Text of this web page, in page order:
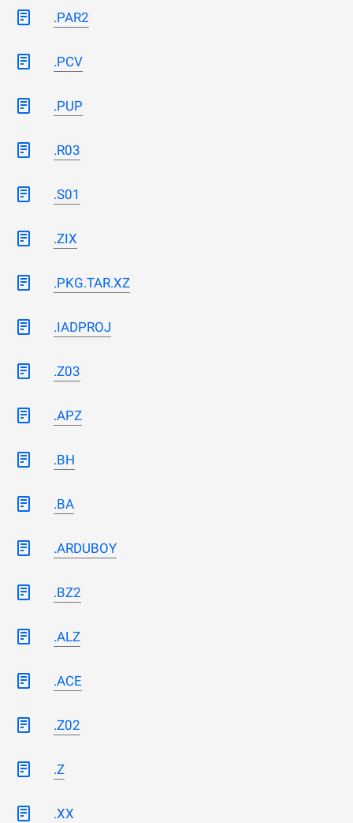
.PAR2
.PCV
.PUP
.R03
.S01
.ZIX
.PKG.TAR.XZ
.IADPROJ
.Z03
.APZ
.BH
.BA
.ARDUBOY
.BZ2
.ALZ
.ACE
.Z02
.Z
.XX